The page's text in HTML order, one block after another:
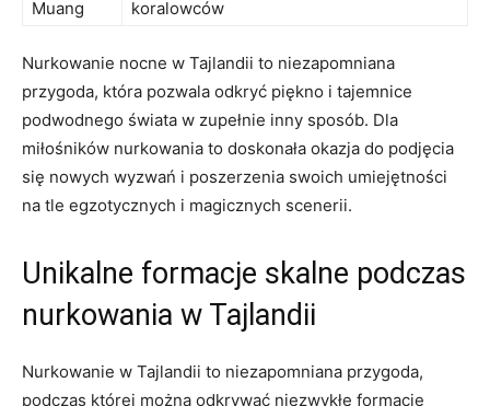
Muang
⁢koralowców
Nurkowanie nocne⁢ w Tajlandii to niezapomniana
przygoda, która pozwala ⁣odkryć piękno i tajemnice
⁣podwodnego świata w zupełnie inny sposób. Dla
miłośników nurkowania to doskonała okazja do ‍podjęcia​
się nowych wyzwań i poszerzenia swoich umiejętności
na⁤ tle ⁣egzotycznych i‍ magicznych scenerii.
Unikalne⁤ formacje skalne podczas
nurkowania w Tajlandii
Nurkowanie w Tajlandii to‍ niezapomniana przygoda,
podczas⁣ której można odkrywać niezwykłe formacje